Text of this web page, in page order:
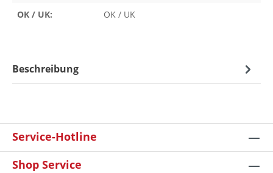
OK / UK:
OK / UK
Beschreibung
Service-Hotline
Shop Service